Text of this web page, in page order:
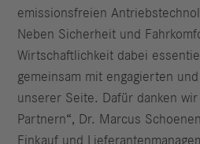
emissionsfreien
Neben Sicherheit und
Wirtschaftlichkeit dabei
gemeinsam mit engagierten
unserer Seite. Dafür danken
Partnern“, Dr. Marcus
Einkauf und